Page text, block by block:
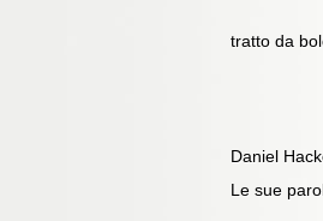
tratto da
Daniel
Le sue